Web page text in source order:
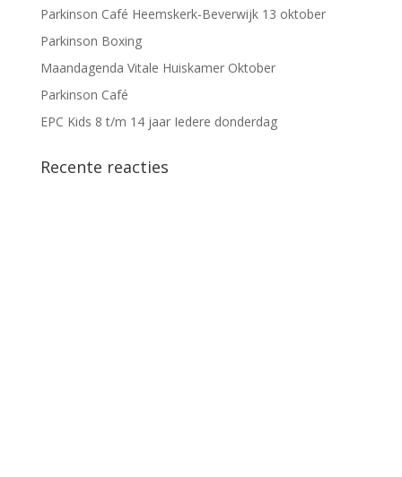
Parkinson Café Heemskerk-Beverwijk 13 oktober
Parkinson Boxing
Maandagenda Vitale Huiskamer Oktober
Parkinson Café
EPC Kids 8 t/m 14 jaar Iedere donderdag
Recente reacties